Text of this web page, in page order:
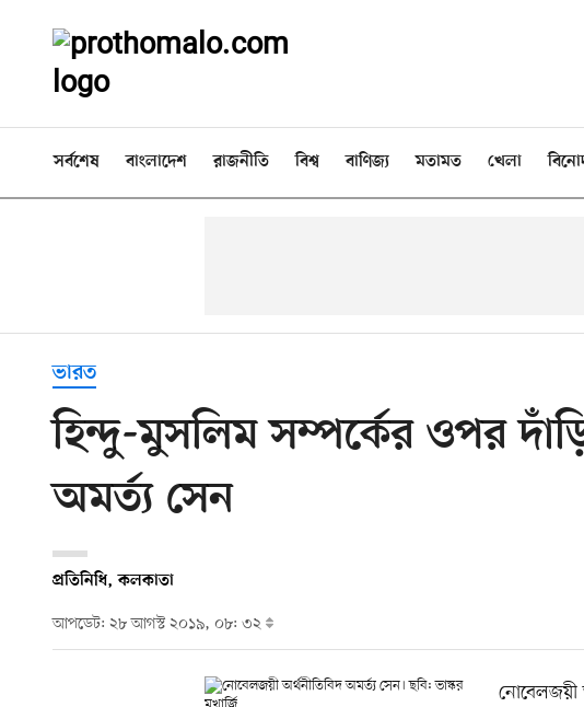
সর্বশেষ বাংলাদেশ রাজনীতি বিশ্ব বাণিজ্য মতামত খেলা
ভারত
হিন্দু-মুসলিম সম্পর্কের ওপর
অমর্ত্য সেন
প্রতিনিধি, কলকাতা
আপডেট: ২৮ আগস্ট ২০১৯, ০৮: ৩২
নোবেলজয়ী